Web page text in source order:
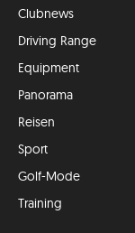
Clubnews
Driving Range
Equipment
Panorama
Reisen
Sport
Golf-Mode
Training